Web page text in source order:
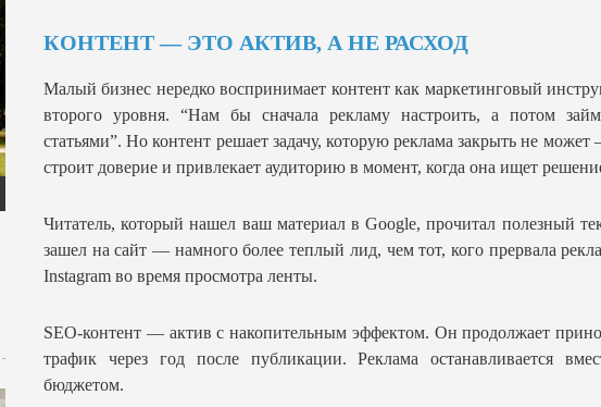
КОНТЕНТ — ЭТО АКТИВ, А НЕ РАСХОД
Малый бизнес нередко воспринимает контент как маркетинговый
второго уровня. “Нам бы сначала рекламу настроить, а потом
статьями”. Но контент решает задачу, которую реклама закрыть не
строит доверие и привлекает аудиторию в момент, когда она ищет
Читатель, который нашел ваш материал в Google, прочитал полезный
зашел на сайт — намного более теплый лид, чем тот, кого прервала
Instagram во время просмотра ленты.
SEO-контент — актив с накопительным эффектом. Он продолжает
трафик через год после публикации. Реклама останавливается
бюджетом.